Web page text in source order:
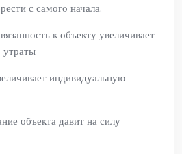
с самого начала.
к объекту увеличивает
утраты
индивидуальную
объекта давит на силу